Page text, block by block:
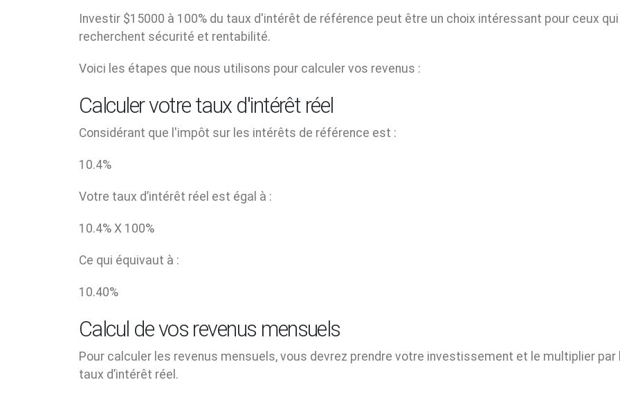
Investir $15000 à 100% du taux d'intérêt de référence peut être un choix intéressant pour ceux qui
recherchent sécurité et rentabilité.
Voici les étapes que nous utilisons pour calculer vos revenus :
Calculer votre taux d'intérêt réel
Considérant que l'impôt sur les intérêts de référence est :
10.4%
Votre taux d’intérêt réel est égal à :
10.4% X 100%
Ce qui équivaut à :
10.40%
Calcul de vos revenus mensuels
Pour calculer les revenus mensuels, vous devrez prendre votre investissement et le multiplier par
taux d’intérêt réel.